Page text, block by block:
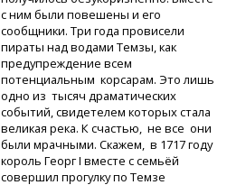
с ним были повешены и его
сообщники. Три года провисели
пираты над водами Темзы, как
предупреждение всем
потенциальным корсарам. Это лишь
одно из тысяч драматических
событий, свидетелем которых стала
великая река. К счастью, не все они
были мрачными. Скажем, в 1717 году
король Георг I вместе с семьёй
совершил прогулку по Темзе